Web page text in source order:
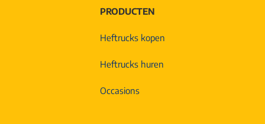
PRODUCTEN
Heftrucks kopen
Heftrucks huren
Occasions